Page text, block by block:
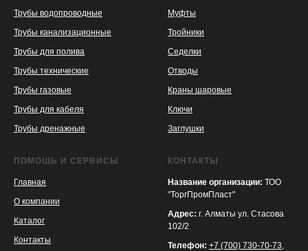
Трубы водопроводные
Трубы канализационные
Трубы для полива
Трубы технические
Трубы газовые
Трубы для кабеля
Трубы дренажные
Муфты
Тройники
Седелки
Отводы
Краны шаровые
Ключи
Заглушки
ПОМОЩЬ И СЕРВИСЫ
Главная
О компании
Каталог
Контакты
КОНТАКТЫ
Название организации: ТОО
"ТоргПромПласт"
Адрес: г. Алматы ул. Стасова
102/2
Телефон: +7 (700) 730-70-73,